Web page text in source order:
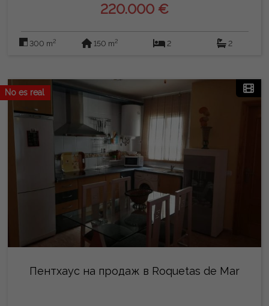
220.000 €
300 m2 150 m2 2 2
No es real
Пентхаус на продаж в Roquetas de Mar